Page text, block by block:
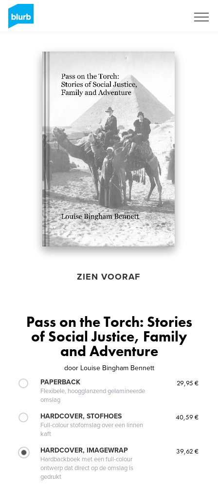
ZIEN VOORAF
Pass on the Torch: Stories
of Social Justice, Family
and Adventure
door Louise Bingham Bennett
PAPERBACK
Flexibele, hoogglanzend gelamineerde
omslag
29,95 €
HARDCOVER, STOFHOES
Full-colour stofomslag over een linnen
kaft
40,59 €
HARDCOVER, IMAGEWRAP
Hardbackboek met een full-colour
ontwerp dat direct op de omslag is
gedrukt
39,62 €